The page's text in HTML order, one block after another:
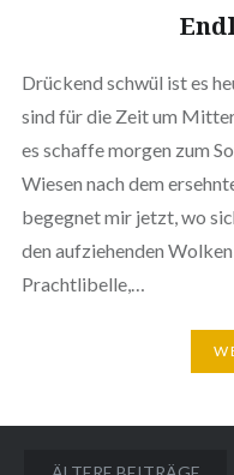
Drückend schwül ist es
sind für die Zeit um
es schaffe morgen zum
Wiesen nach dem
begegnet mir jetzt, wo
den aufziehenden
Prachtlibelle,…